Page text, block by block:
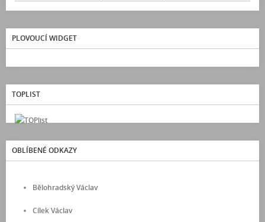
PLOVOUCÍ WIDGET
TOPLIST
OBLÍBENÉ ODKAZY
Bělohradský Václav
Cílek Václav